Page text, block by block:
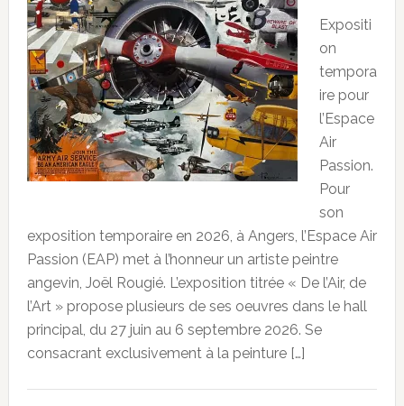
Expositi
on
tempora
ire pour
l’Espace
Air
Passion.
Pour
son
exposition temporaire en 2026, à Angers, l’Espace Air
Passion (EAP) met à l’honneur un artiste peintre
angevin, Joël Rougié. L’exposition titrée « De l’Air, de
l’Art » propose plusieurs de ses oeuvres dans le hall
principal, du 27 juin au 6 septembre 2026. Se
consacrant exclusivement à la peinture […]